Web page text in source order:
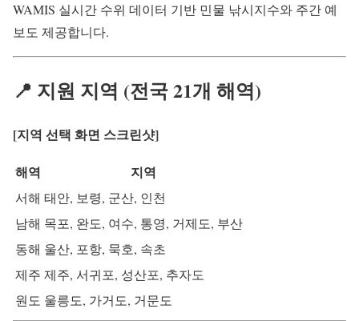
WAMIS 실시간 수위 데이터 기반 민물 낚시지수와 주간 예
보도 제공합니다.
📍 지원 지역 (전국 21개 해역)
[지역 선택 화면 스크린샷]
해역 지역
서해 태안, 보령, 군산, 인천
남해 목포, 완도, 여수, 통영, 거제도, 부산
동해 울산, 포항, 묵호, 속초
제주 제주, 서귀포, 성산포, 추자도
원도 울릉도, 가거도, 거문도